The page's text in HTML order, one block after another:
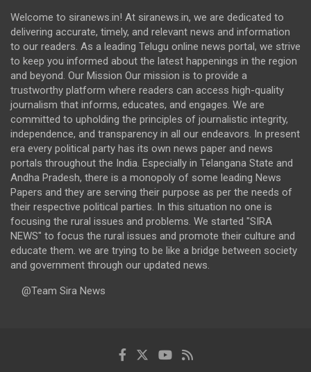
Welcome to siranews.in! At siranews.in, we are dedicated to
delivering accurate, timely, and relevant news and information
to our readers. As a leading Telugu online news portal, we strive
to keep you informed about the latest happenings in the region
and beyond. Our Mission Our mission is to provide a
trustworthy platform where readers can access high-quality
journalism that informs, educates, and engages. We are
committed to upholding the principles of journalistic integrity,
independence, and transparency in all our endeavors. In present
era every political party has its own news paper and news
portals throughout the India. Especially in Telangana State and
Andha Pradesh, there is a monopoly of some leading News
Papers and they are serving their purpose as per the needs of
their respective political parties. In this situation no one is
focusing the rural issues and problems. We started "SIRA
NEWS" to focus the rural issues and promote their culture and
educate them. we are trying to be like a bridge between society
and government through our updated news.
@Team Sira News